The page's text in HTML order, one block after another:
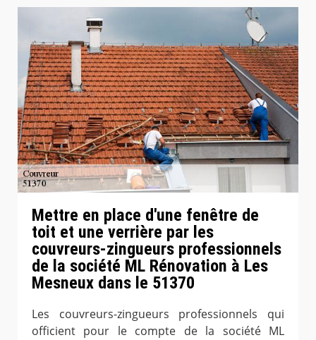
Mettre en place d'une fenêtre de
toit et une verrière par les
couvreurs-zingueurs professionnels
de la société ML Rénovation à Les
Mesneux dans le 51370
Les couvreurs-zingueurs professionnels qui
officient pour le compte de la société ML